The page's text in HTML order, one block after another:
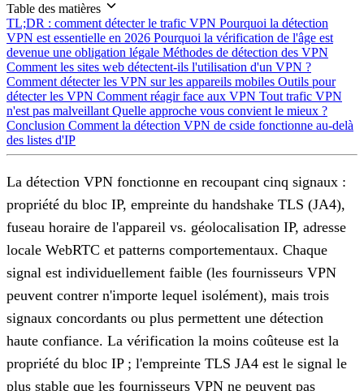
Table des matières
TL;DR : comment détecter le trafic VPN Pourquoi la détection
VPN est essentielle en 2026 Pourquoi la vérification de l'âge est
devenue une obligation légale Méthodes de détection des VPN
Comment les sites web détectent-ils l'utilisation d'un VPN ?
Comment détecter les VPN sur les appareils mobiles Outils pour
détecter les VPN Comment réagir face aux VPN Tout trafic VPN
n'est pas malveillant Quelle approche vous convient le mieux ?
Conclusion Comment la détection VPN de cside fonctionne au-delà
des listes d'IP
La détection VPN fonctionne en recoupant cinq signaux :
propriété du bloc IP, empreinte du handshake TLS (JA4),
fuseau horaire de l'appareil vs. géolocalisation IP, adresse
locale WebRTC et patterns comportementaux. Chaque
signal est individuellement faible (les fournisseurs VPN
peuvent contrer n'importe lequel isolément), mais trois
signaux concordants ou plus permettent une détection
haute confiance. La vérification la moins coûteuse est la
propriété du bloc IP ; l'empreinte TLS JA4 est le signal le
plus stable que les fournisseurs VPN ne peuvent pas